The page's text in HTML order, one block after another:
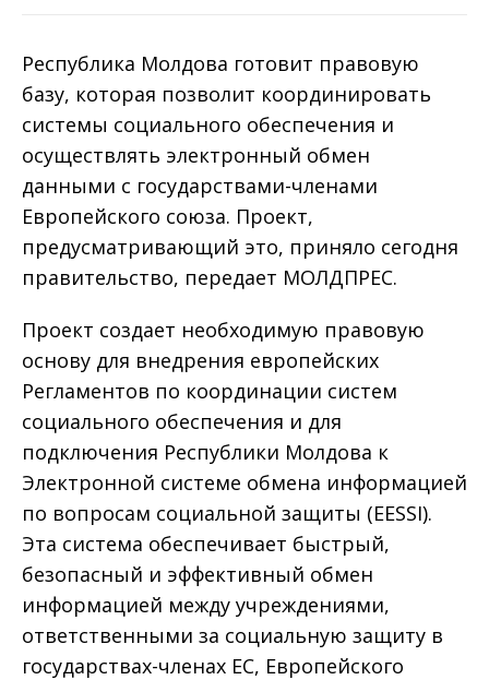
Республика Молдова готовит правовую
базу, которая позволит координировать
системы социального обеспечения и
осуществлять электронный обмен
данными с государствами-членами
Европейского союза. Проект,
предусматривающий это, приняло сегодня
правительство, передает МОЛДПРЕС.
Проект создает необходимую правовую
основу для внедрения европейских
Регламентов по координации систем
социального обеспечения и для
подключения Республики Молдова к
Электронной системе обмена информацией
по вопросам социальной защиты (EESSI).
Эта система обеспечивает быстрый,
безопасный и эффективный обмен
информацией между учреждениями,
ответственными за социальную защиту в
государствах-членах ЕС, Европейского